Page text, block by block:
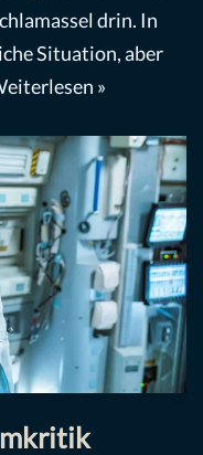
drin. In
Situation, aber
»